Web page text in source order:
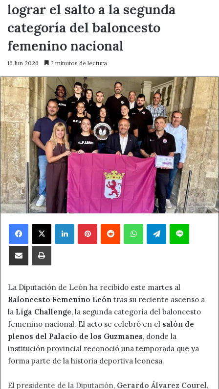
lograr el salto a la segunda
categoría del baloncesto
femenino nacional
16 Jun 2026 2 minutos de lectura
Facebook
X LinkedInPinterestReddit WhatsAppTelegramLine
Compartir por correo electrónicoImprimir
La Diputación de León ha recibido este martes al
Baloncesto Femenino León tras su reciente ascenso a
la Liga Challenge, la segunda categoría del baloncesto
femenino nacional. El acto se celebró en el salón de
plenos del Palacio de los Guzmanes, donde la
institución provincial reconoció una temporada que ya
forma parte de la historia deportiva leonesa.
El presidente de la Diputación, Gerardo Álvarez Courel,